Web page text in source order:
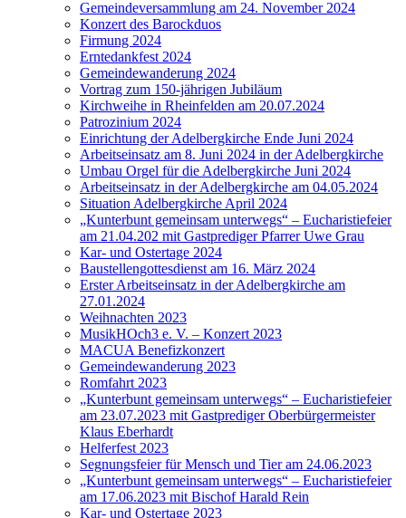
Gemeindeversammlung am 24. November 2024
Konzert des Barockduos
Firmung 2024
Erntedankfest 2024
Gemeindewanderung 2024
Vortrag zum 150-jährigen Jubiläum
Kirchweihe in Rheinfelden am 20.07.2024
Patrozinium 2024
Einrichtung der Adelbergkirche Ende Juni 2024
Arbeitseinsatz am 8. Juni 2024 in der Adelbergkirche
Umbau Orgel für die Adelbergkirche Juni 2024
Arbeitseinsatz in der Adelbergkirche am 04.05.2024
Situation Adelbergkirche April 2024
„Kunterbunt gemeinsam unterwegs“ – Eucharistiefeier
am 21.04.202 mit Gastprediger Pfarrer Uwe Grau
Kar- und Ostertage 2024
Baustellengottesdienst am 16. März 2024
Erster Arbeitseinsatz in der Adelbergkirche am
27.01.2024
Weihnachten 2023
MusikHOch3 e. V. – Konzert 2023
MACUA Benefizkonzert
Gemeindewanderung 2023
Romfahrt 2023
„Kunterbunt gemeinsam unterwegs“ – Eucharistiefeier
am 23.07.2023 mit Gastprediger Oberbürgermeister
Klaus Eberhardt
Helferfest 2023
Segnungsfeier für Mensch und Tier am 24.06.2023
„Kunterbunt gemeinsam unterwegs“ – Eucharistiefeier
am 17.06.2023 mit Bischof Harald Rein
Kar- und Ostertage 2023